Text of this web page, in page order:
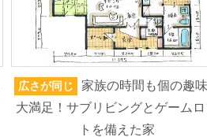
広さが同じ
家族の時間も個の趣
大満足！サブリビングとゲームロ
トを備えた家